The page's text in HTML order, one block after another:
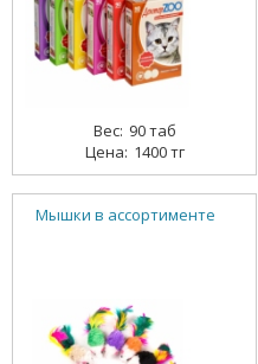
90 таб
1400 тг
Мышки в ассортименте